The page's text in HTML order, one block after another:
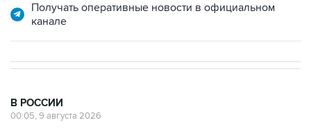
Получать оперативные новости в официальном
канале
В РОССИИ
00:05, 9 августа 2026